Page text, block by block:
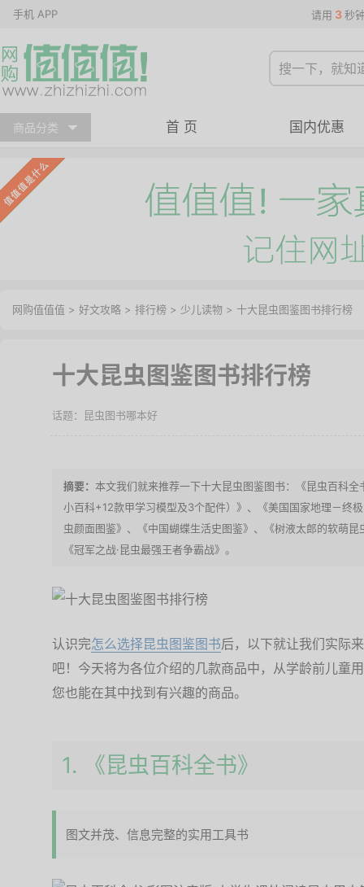
手机 APP 请用 3 秒
商品分类 首 页 国内优惠
网购值值值 > 好文攻略 > 排行榜 > 少儿读物 > 十大昆虫图鉴图书排行榜
十大昆虫图鉴图书排行榜
昆虫图书哪本好
本文我们就来推荐一下十大昆虫图鉴图书：《昆虫百科
小百科+12款甲学习模型及3个配件）》、《美国国家地理－终
虫颜面图鉴》、《中国蝴蝶生活史图鉴》、《树液太郎的软萌
《冠军之战·昆虫最强王者争霸战》。
认识完怎么选择昆虫图鉴图书后，以下就让我们实际
吧！今天将为各位介绍的几款商品中，从学龄前儿童
您也能在其中找到有兴趣的商品。
1. 《昆虫百科全书》
图文并茂、信息完整的实用工具书